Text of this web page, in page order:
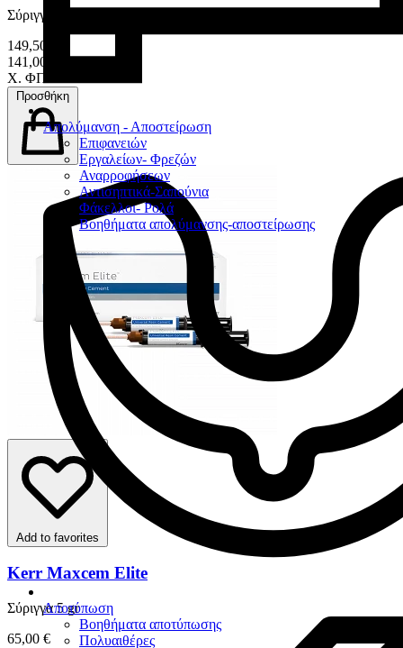
Απολύμανση - Αποστείρωση
Επιφανειών
Εργαλείων- Φρεζών
Αναρροφήσεων
Αντισηπτικά-Σαπούνια
Φάκελλοι- Ρολά
Βοηθήματα απολύμανσης-αποστείρωσης
Αποτύπωση
Βοηθήματα αποτύπωσης
Πολυαιθέρες
Σύριγγα 9 gr
149,50 €
141,00 € – 149,50 €
Χ. ΦΠΑ
Προσθήκη
Add to favorites
Kerr Maxcem Elite
Σύριγγα 5 gr
65,00 €